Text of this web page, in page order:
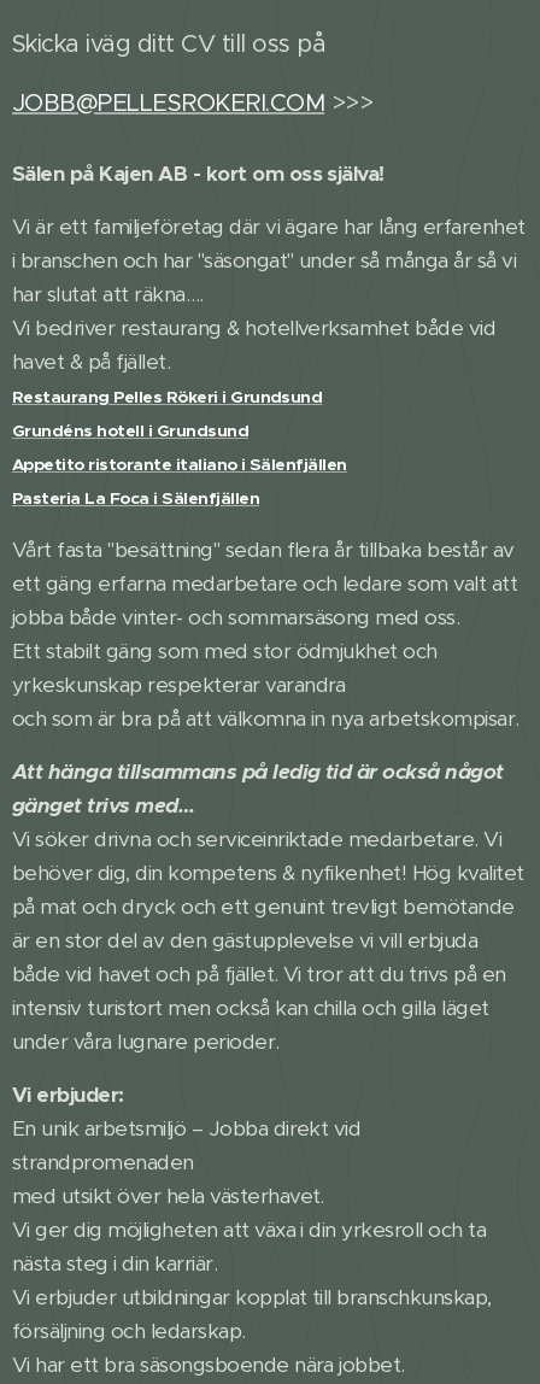
Skicka iväg ditt CV till oss på
JOBB@PELLESROKERI.COM >>>
Sälen på Kajen AB - kort om oss själva!
Vi är ett familjeföretag där vi ägare har lång erfarenhet
i branschen och har "säsongat" under så många år så vi
har slutat att räkna….
Vi bedriver restaurang & hotellverksamhet både vid
havet & på fjället.
Restaurang Pelles Rökeri i Grundsund
Grundéns hotell i Grundsund
Appetito ristorante italiano i Sälenfjällen
Pasteria La Foca i Sälenfjällen
Vårt fasta "besättning" sedan flera år tillbaka består av
ett gäng erfarna medarbetare och ledare som valt att
jobba både vinter- och sommarsäsong med oss.
Ett stabilt gäng som med stor ödmjukhet och
yrkeskunskap respekterar varandra
och som är bra på att välkomna in nya arbetskompisar.
Att hänga tillsammans på ledig tid är också något
gänget trivs med…
Vi söker drivna och serviceinriktade medarbetare. Vi
behöver dig, din kompetens & nyfikenhet! Hög kvalitet
på mat och dryck och ett genuint trevligt bemötande
är en stor del av den gästupplevelse vi vill erbjuda
både vid havet och på fjället. Vi tror att du trivs på en
intensiv turistort men också kan chilla och gilla läget
under våra lugnare perioder.
Vi erbjuder:
En unik arbetsmiljö – Jobba direkt vid
strandpromenaden
med utsikt över hela västerhavet.
Vi ger dig möjligheten att växa i din yrkesroll och ta
nästa steg i din karriär.
Vi erbjuder utbildningar kopplat till branschkunskap,
försäljning och ledarskap.
Vi har ett bra säsongsboende nära jobbet.